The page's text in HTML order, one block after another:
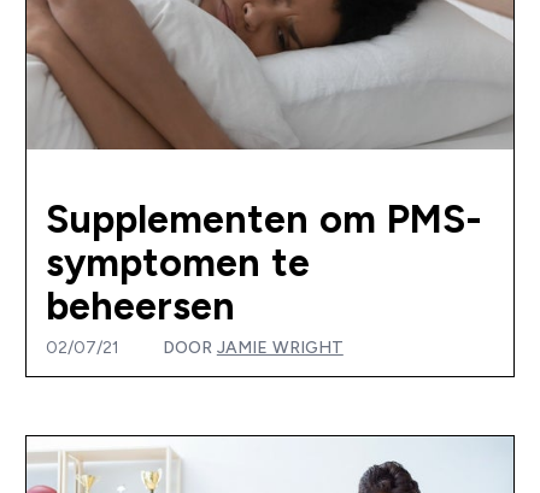
Supplementen om PMS-
symptomen te
beheersen
02/07/21 DOOR JAMIE WRIGHT